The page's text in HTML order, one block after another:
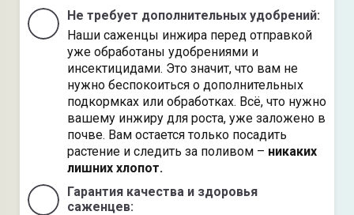
Не требует дополнительных удобрений:
Наши саженцы инжира перед отправкой
уже обработаны удобрениями и
инсектицидами. Это значит, что вам не
нужно беспокоиться о дополнительных
подкормках или обработках. Всё, что нужно
вашему инжиру для роста, уже заложено в
почве. Вам остается только посадить
растение и следить за поливом – никаких
лишних хлопот.
Гарантия качества и здоровья
саженцев: